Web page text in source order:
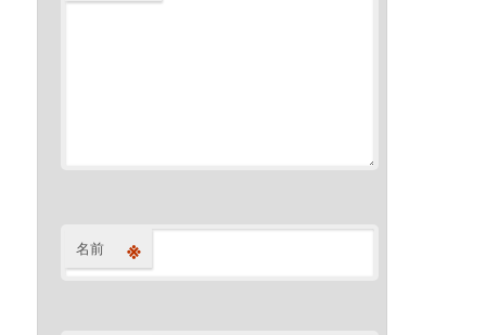
名前 ※